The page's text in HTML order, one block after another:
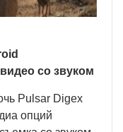
со звуком
Pulsar Digex
опций